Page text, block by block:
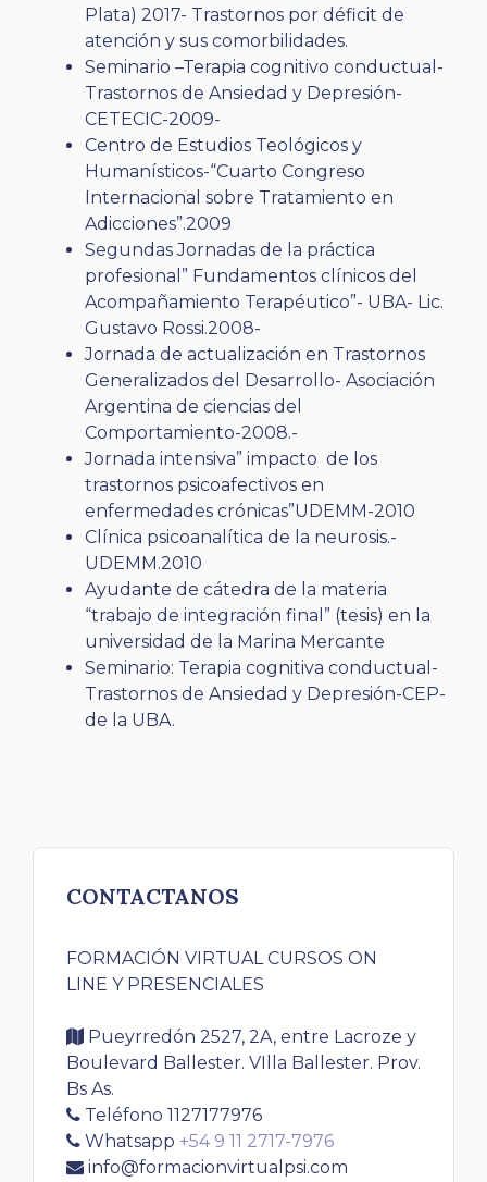
Plata) 2017- Trastornos por déficit de
atención y sus comorbilidades.
Seminario –Terapia cognitivo conductual-
Trastornos de Ansiedad y Depresión-
CETECIC-2009-
Centro de Estudios Teológicos y
Humanísticos-“Cuarto Congreso
Internacional sobre Tratamiento en
Adicciones”.2009
Segundas Jornadas de la práctica
profesional” Fundamentos clínicos del
Acompañamiento Terapéutico”- UBA- Lic.
Gustavo Rossi.2008-
Jornada de actualización en Trastornos
Generalizados del Desarrollo- Asociación
Argentina de ciencias del
Comportamiento-2008.-
Jornada intensiva” impacto de los
trastornos psicoafectivos en
enfermedades crónicas”UDEMM-2010
Clínica psicoanalítica de la neurosis.-
UDEMM.2010
Ayudante de cátedra de la materia
“trabajo de integración final” (tesis) en la
universidad de la Marina Mercante
Seminario: Terapia cognitiva conductual-
Trastornos de Ansiedad y Depresión-CEP-
de la UBA.
CONTACTANOS
FORMACIÓN VIRTUAL CURSOS ON
LINE Y PRESENCIALES
Pueyrredón 2527, 2A, entre Lacroze y
Boulevard Ballester. VIlla Ballester. Prov.
Bs As.
Teléfono 1127177976
Whatsapp +54 9 11 2717-7976
info@formacionvirtualpsi.com